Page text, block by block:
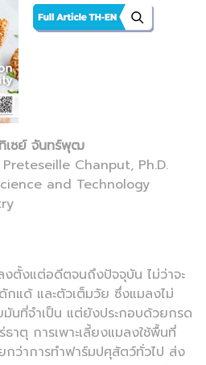
เซย์ จันทร์พุฒ
Chanput, Ph.D.
and Technology
งแต่อดีตจนถึงปัจจุบัน ไม่ว่าจะ
กแด้ และตัวเต็มวัย ซึ่งแมลงไม่
นที่จำเป็น แต่ยังประกอบด้วยกรด
ธาตุ การเพาะเลี้ยงแมลงใช้พื้นที่
กว่าการทำฟาร์มปศุสัตว์ทั่วไป ส่ง